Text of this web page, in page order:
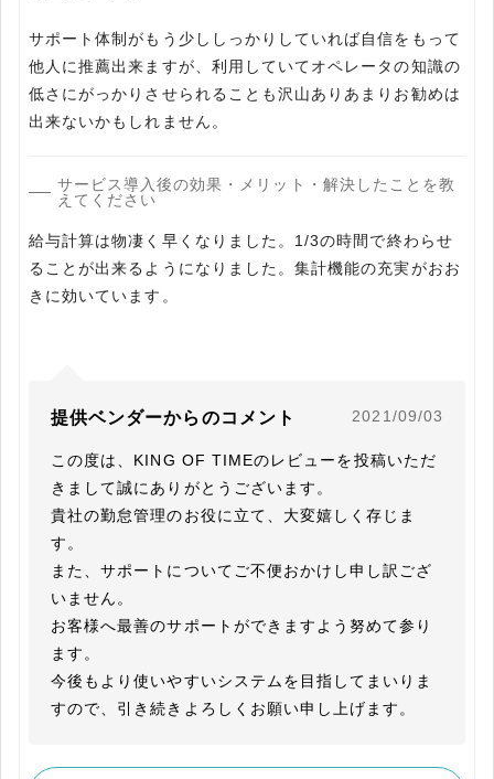
サポート体制がもう少ししっかりしていれば自信をもって
他人に推薦出来ますが、利用していてオペレータの知識の
低さにがっかりさせられることも沢山ありあまりお勧めは
出来ないかもしれません。
サービス導入後の効果・メリット・解決したことを教
えてください
給与計算は物凄く早くなりました。1/3の時間で終わらせ
ることが出来るようになりました。集計機能の充実がおお
きに効いています。
提供ベンダーからのコメント 2021/09/03
この度は、KING OF TIMEのレビューを投稿いただ
きまして誠にありがとうございます。
貴社の勤怠管理のお役に立て、大変嬉しく存じま
す。
また、サポートについてご不便おかけし申し訳ござ
いません。
お客様へ最善のサポートができますよう努めて参り
ます。
今後もより使いやすいシステムを目指してまいりま
すので、引き続きよろしくお願い申し上げます。